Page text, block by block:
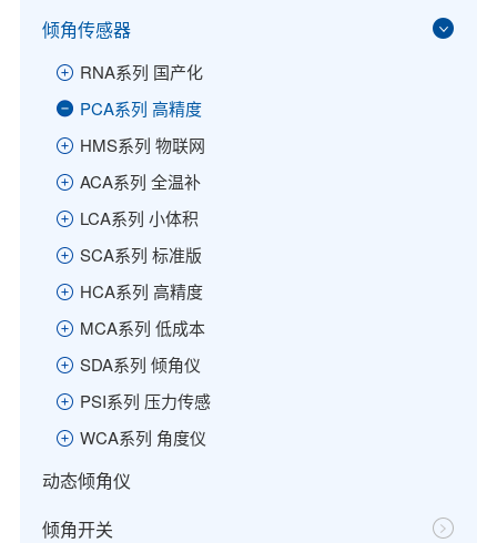
倾角传感器
RNA系列 国产化
PCA系列 高精度
HMS系列 物联网
ACA系列 全温补
LCA系列 小体积
SCA系列 标准版
HCA系列 高精度
MCA系列 低成本
SDA系列 倾角仪
PSI系列 压力传感
WCA系列 角度仪
动态倾角仪
倾角开关